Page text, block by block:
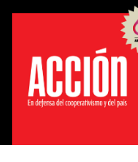
Saltar
contenido